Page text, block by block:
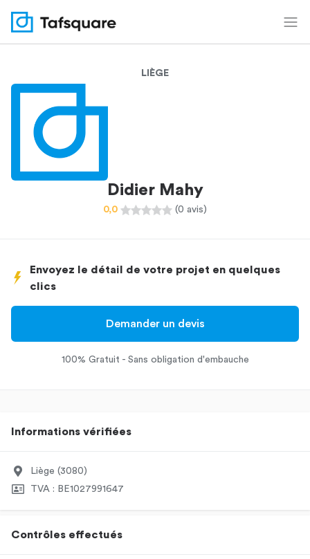
LIÈGE
Didier Mahy
0,0 (0 avis)
Envoyez le détail de votre projet en quelques
clics
Demander un devis
100% Gratuit - Sans obligation d'embauche
Informations vérifiées
Liège (3080)
TVA : BE1027991647
Contrôles effectués